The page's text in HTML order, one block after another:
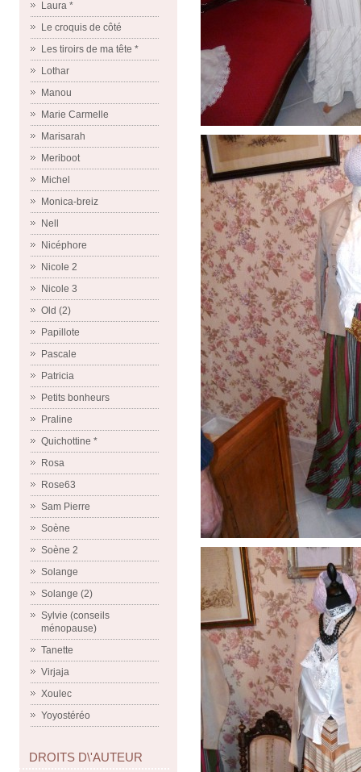
Laura *
Le croquis de côté
Les tiroirs de ma tête *
Lothar
Manou
Marie Carmelle
Marisarah
Meriboot
Michel
Monica-breiz
Nell
Nicéphore
Nicole 2
Nicole 3
Old (2)
Papillote
Pascale
Patricia
Petits bonheurs
Praline
Quichottine *
Rosa
Rose63
Sam Pierre
Soène
Soène 2
Solange
Solange (2)
Sylvie (conseils
ménopause)
Tanette
Virjaja
Xoulec
Yoyostéréo
DROITS D\'AUTEUR